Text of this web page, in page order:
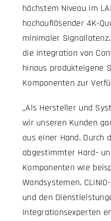
höchstem Niveau im
hochauflösender 4K-
minimaler
die Integration von
hinaus produkteigene
Komponenten zur
„Als Hersteller und
wir unseren Kunden
aus einer Hand. Durch
abgestimmter Hard-
Komponenten wie
Wandsystemen,
und den
Integrationsexperten